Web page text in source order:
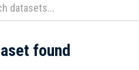
found